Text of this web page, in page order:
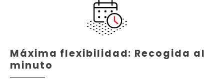
Máxima flexibilidad: Recogida al
minuto